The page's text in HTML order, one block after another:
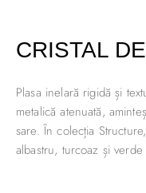
CRISTAL
Plasa inelară rigidă și
metalică atenuată,
sare. În colecția
albastru, turcoaz și verde